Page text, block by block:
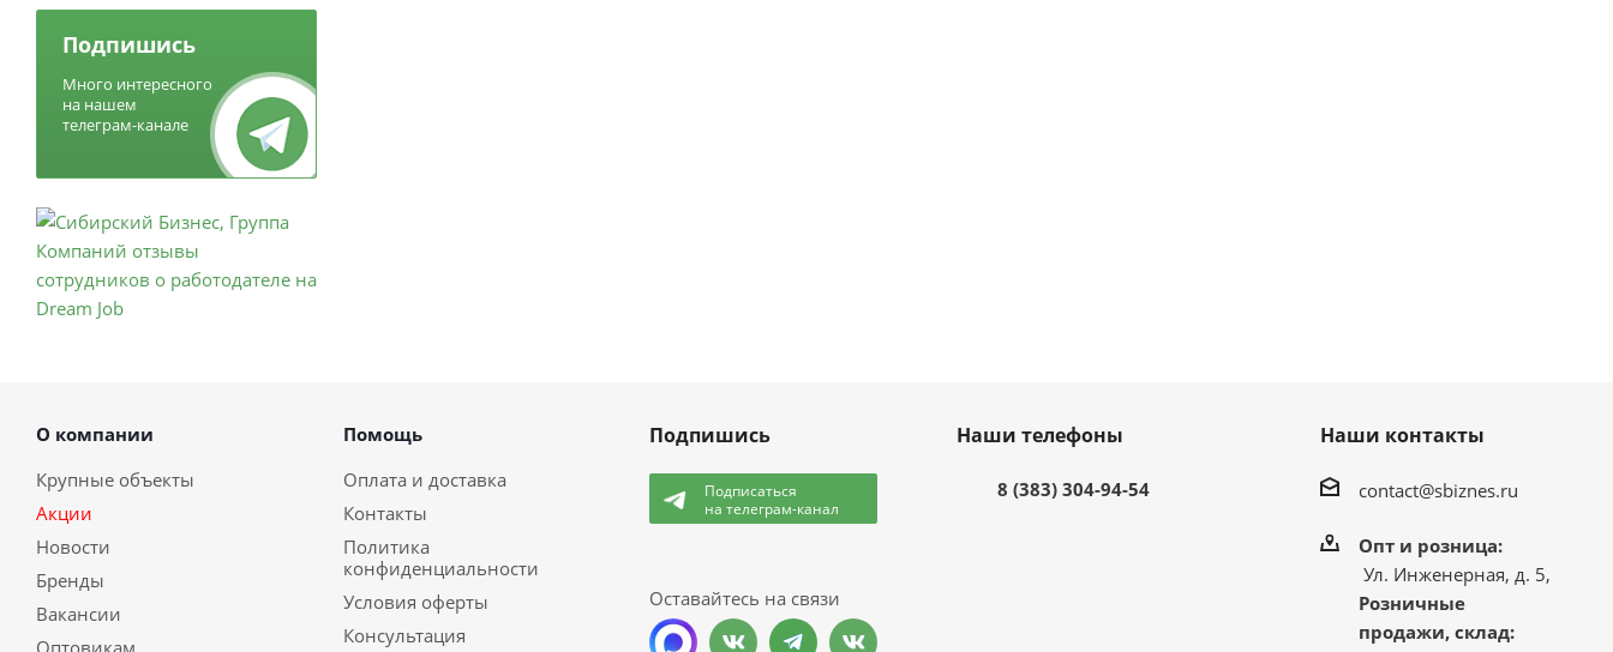
Подпишись
Много интересного
на нашем
телеграм-канале
О компании
Крупные объекты
Акции
Новости
Бренды
Вакансии
Оптовикам
Помощь
Оплата и доставка
Контакты
Политика
конфиденциальности
Условия оферты
Консультация
Подпишись
Подписаться
на телеграм-канал
Оставайтесь на связи
Наши телефоны
8 (383) 304-94-54
Наши контакты
contact@sbiznes.ru
Опт и розница:
Ул. Инженерная, д. 5,
Розничные
продажи, склад: